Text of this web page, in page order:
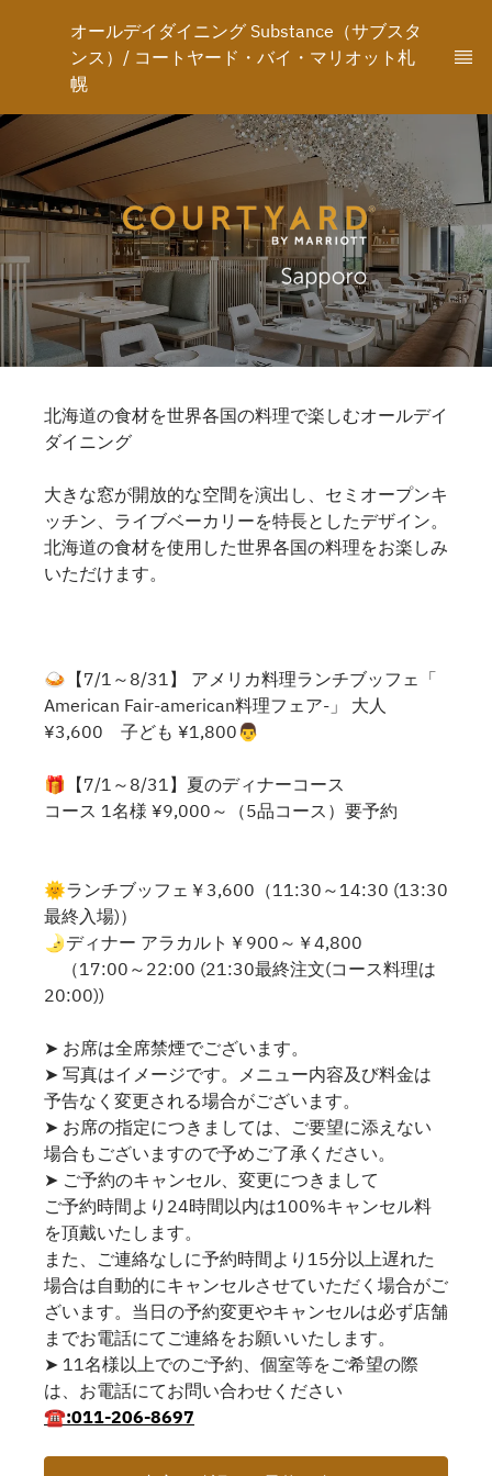
オールデイダイニング Substance（サブスタ
ンス）/ コートヤード・バイ・マリオット札
幌
北海道の食材を世界各国の料理で楽しむオールデイ
ダイニング
大きな窓が開放的な空間を演出し、セミオープンキ
ッチン、ライブベーカリーを特長としたデザイン。
北海道の食材を使用した世界各国の料理をお楽しみ
いただけます。
🍛【7/1～8/31】 アメリカ料理ランチブッフェ「
American Fair-american料理フェア-」 大人
¥3,600 子ども ¥1,800👨
🎁【7/1～8/31】夏のディナーコース
コース 1名様 ¥9,000～（5品コース）要予約
🌞ランチブッフェ￥3,600（11:30～14:30 (13:30
最終入場)）
🌛ディナー アラカルト￥900～￥4,800
（17:00～22:00 (21:30最終注文(コース料理は
20:00))
➤ お席は全席禁煙でございます。
➤ 写真はイメージです。メニュー内容及び料金は
予告なく変更される場合がございます。
➤ お席の指定につきましては、ご要望に添えない
場合もございますので予めご了承ください。
➤ ご予約のキャンセル、変更につきまして
ご予約時間より24時間以内は100%キャンセル料
を頂戴いたします。
また、ご連絡なしに予約時間より15分以上遅れた
場合は自動的にキャンセルさせていただく場合がご
ざいます。当日の予約変更やキャンセルは必ず店舗
までお電話にてご連絡をお願いいたします。
➤ 11名様以上でのご予約、個室等をご希望の際
は、お電話にてお問い合わせください
☎:011-206-8697